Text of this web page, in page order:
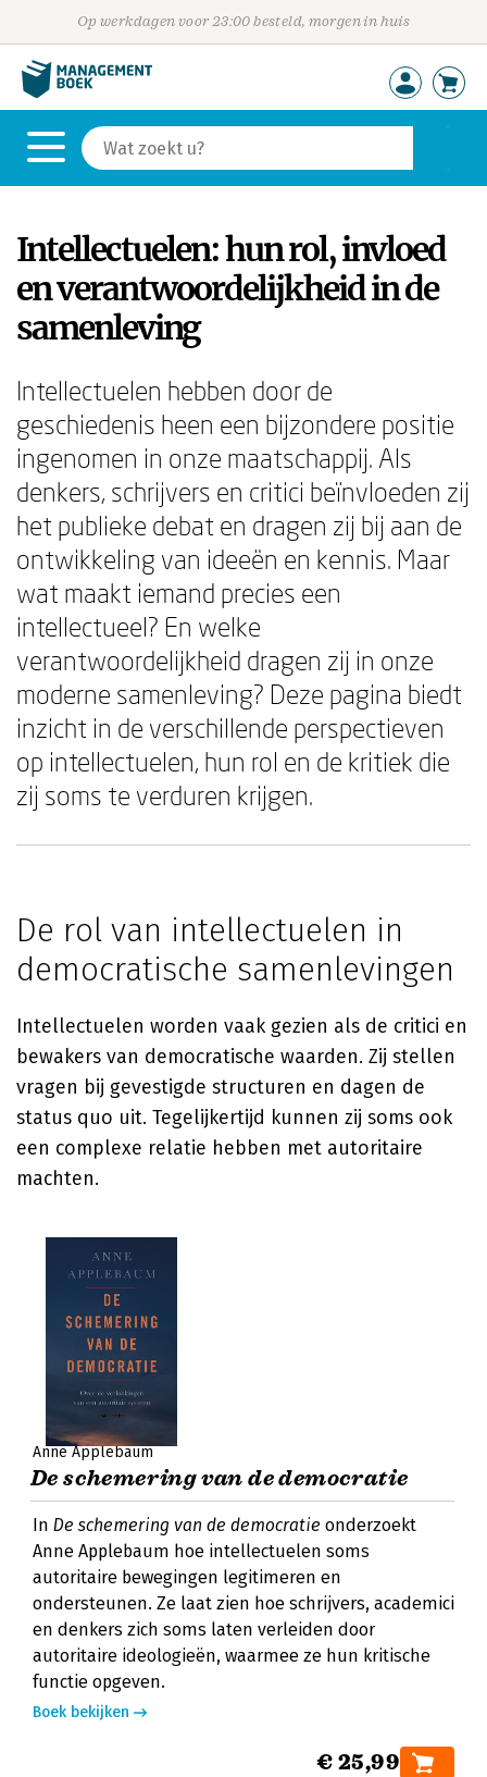
Op werkdagen voor 23:00 besteld, morgen in huis
Intellectuelen: hun rol, invloed
en verantwoordelijkheid in de
samenleving
Intellectuelen hebben door de
geschiedenis heen een bijzondere positie
ingenomen in onze maatschappij. Als
denkers, schrijvers en critici beïnvloeden zij
het publieke debat en dragen zij bij aan de
ontwikkeling van ideeën en kennis. Maar
wat maakt iemand precies een
intellectueel? En welke
verantwoordelijkheid dragen zij in onze
moderne samenleving? Deze pagina biedt
inzicht in de verschillende perspectieven
op intellectuelen, hun rol en de kritiek die
zij soms te verduren krijgen.
De rol van intellectuelen in
democratische samenlevingen
Intellectuelen worden vaak gezien als de critici en
bewakers van democratische waarden. Zij stellen
vragen bij gevestigde structuren en dagen de
status quo uit. Tegelijkertijd kunnen zij soms ook
een complexe relatie hebben met autoritaire
machten.
Anne Applebaum
De schemering van de democratie
In De schemering van de democratie onderzoekt
Anne Applebaum hoe intellectuelen soms
autoritaire bewegingen legitimeren en
ondersteunen. Ze laat zien hoe schrijvers, academici
en denkers zich soms laten verleiden door
autoritaire ideologieën, waarmee ze hun kritische
functie opgeven.
Boek bekijken
€ 25,99